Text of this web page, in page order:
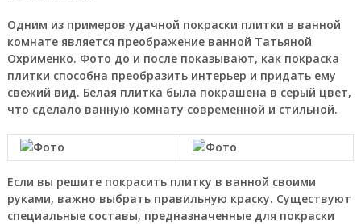
Одним из примеров удачной покраски плитки в ванной
комнате является преображение ванной Татьяной
Охрименко. Фото до и после показывают, как покраска
плитки способна преобразить интерьер и придать ему
свежий вид. Белая плитка была покрашена в серый цвет,
что сделало ванную комнату современной и стильной.
Если вы решите покрасить плитку в ванной своими
руками, важно выбрать правильную краску. Существуют
специальные составы, предназначенные для покраски